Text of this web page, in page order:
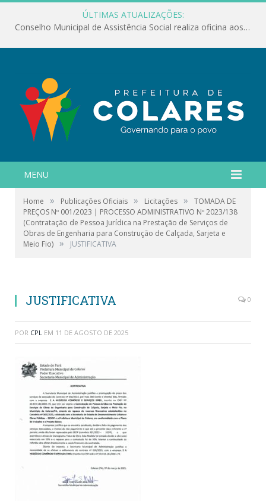
ÚLTIMAS ATUALIZAÇÕES:
Conselho Municipal de Assistência Social realiza oficina aos servidores
MENU
Home » Publicações Oficiais » Licitações »
TOMADA DE
PREÇOS Nº 001/2023 | PROCESSO ADMINISTRATIVO Nº 2023/138
(Contratação de Pessoa Jurídica na Prestação de Serviços de
Obras de Engenharia para Construção de Calçada, Sarjeta e
Meio Fio) » JUSTIFICATIVA
JUSTIFICATIVA 0
POR CPL EM 11 DE AGOSTO DE 2025